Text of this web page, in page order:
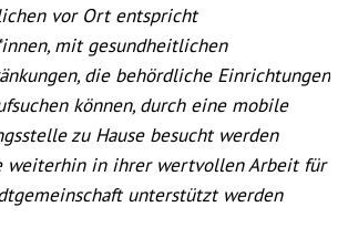
vor Ort entspricht
mit gesundheitlichen
die behördliche Einrichtungen
können, durch eine mobile
zu Hause besucht werden
weiterhin in ihrer wertvollen Arbeit für
unterstützt werden